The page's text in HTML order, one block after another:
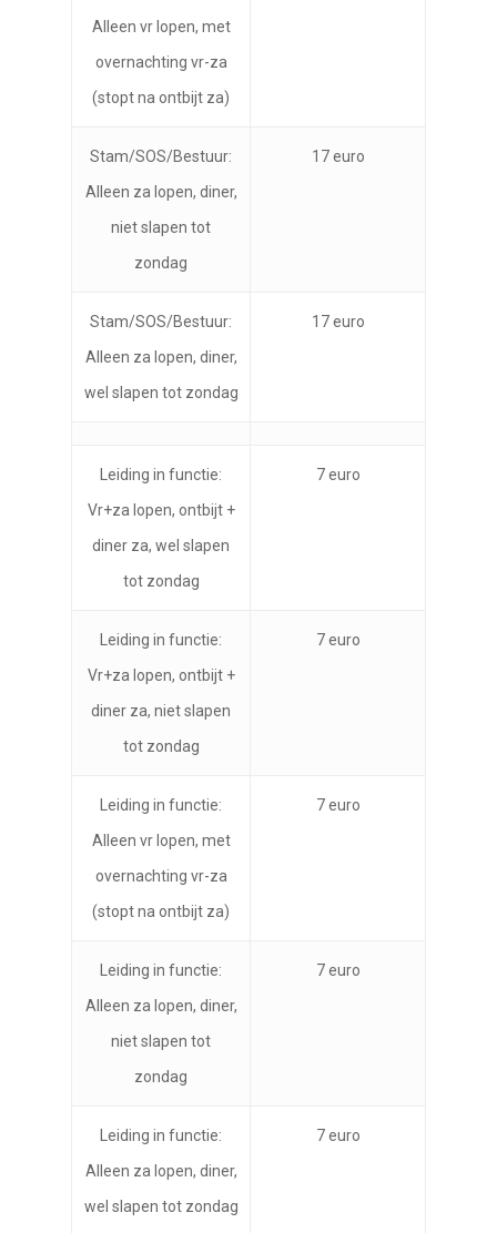
Alleen vr lopen, met
overnachting vr-za
(stopt na ontbijt za)
Stam/SOS/Bestuur:
Alleen za lopen, diner,
niet slapen tot
zondag
17 euro
Stam/SOS/Bestuur:
Alleen za lopen, diner,
wel slapen tot zondag
17 euro
Leiding in functie:
Vr+za lopen, ontbijt +
diner za, wel slapen
tot zondag
7 euro
Leiding in functie:
Vr+za lopen, ontbijt +
diner za, niet slapen
tot zondag
7 euro
Leiding in functie:
Alleen vr lopen, met
overnachting vr-za
(stopt na ontbijt za)
7 euro
Leiding in functie:
Alleen za lopen, diner,
niet slapen tot
zondag
7 euro
Leiding in functie:
Alleen za lopen, diner,
wel slapen tot zondag
7 euro